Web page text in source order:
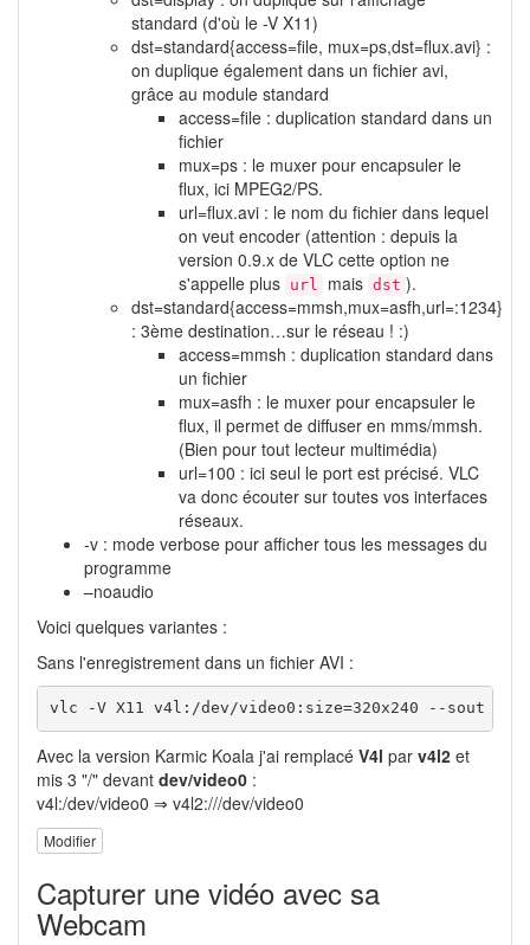
standard (d'où le -V X11)
dst=standard{access=file, mux=ps,dst=flux.avi} :
on duplique également dans un fichier avi,
grâce au module standard
access=file : duplication standard dans un
fichier
mux=ps : le muxer pour encapsuler le
flux, ici MPEG2/PS.
url=flux.avi : le nom du fichier dans lequel
on veut encoder (attention : depuis la
version 0.9.x de VLC cette option ne
s'appelle plus url mais dst ).
dst=standard{access=mmsh,mux=asfh,url=:1234}
: 3ème destination…sur le réseau ! :)
access=mmsh : duplication standard dans
un fichier
mux=asfh : le muxer pour encapsuler le
flux, il permet de diffuser en mms/mmsh.
(Bien pour tout lecteur multimédia)
url=100 : ici seul le port est précisé. VLC
va donc écouter sur toutes vos interfaces
réseaux.
-v : mode verbose pour afficher tous les messages du
programme
–noaudio
Voici quelques variantes :
Sans l'enregistrement dans un fichier AVI :
vlc -V X11 v4l:/dev/video0:size=320x240 --sout
Avec la version Karmic Koala j'ai remplacé V4l par v4l2 et
mis 3 "/" devant dev/video0 :
v4l:/dev/video0 ⇒ v4l2:///dev/video0
Modifier
Capturer une vidéo avec sa
Webcam